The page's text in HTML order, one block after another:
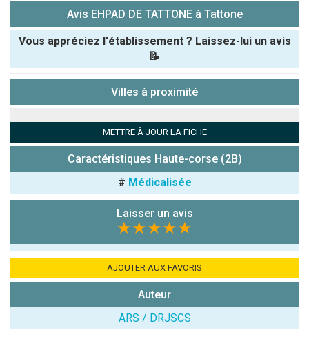
Avis EHPAD DE TATTONE à Tattone
Vous appréciez l'établissement ? Laissez-lui un avis
📝
Note que vous souhaitez attribuer :
Combien font
chiffres) :
:
Villes à proximité
METTRE À JOUR LA FICHE
Caractéristiques Haute-corse (2B)
# Médicalisée
Laisser un avis
★★★★★
AJOUTER AUX FAVORIS
Auteur
ARS / DRJSCS